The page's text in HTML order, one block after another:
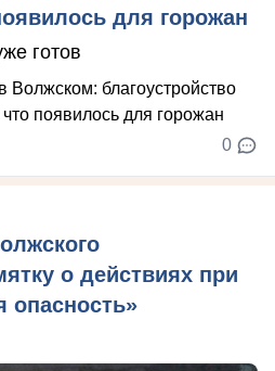
для горожан
готов
0
о действиях при
опасность»